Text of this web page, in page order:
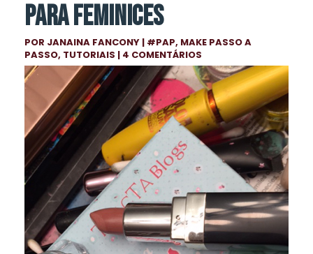
PARA FEMINICES
POR JANAINA FANCONY | #PAP, MAKE PASSO A
PASSO, TUTORIAIS | 4 COMENTÁRIOS